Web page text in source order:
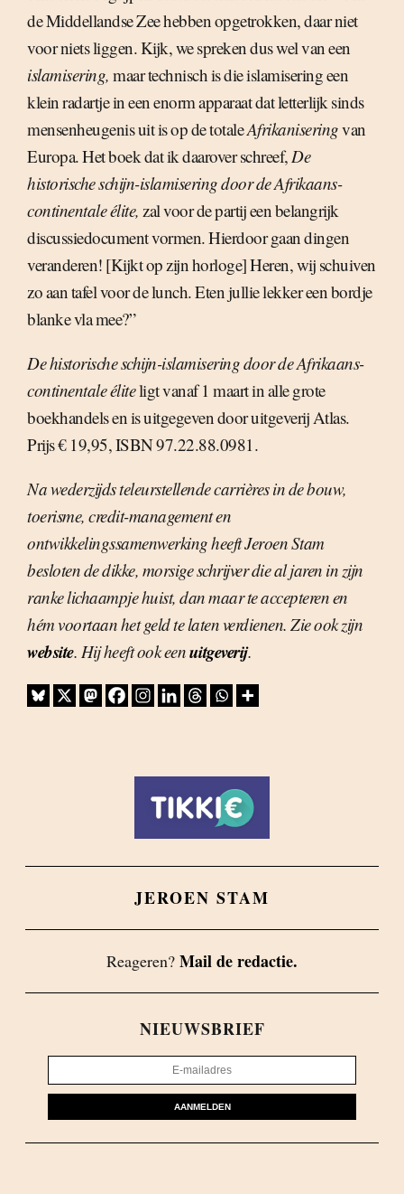
de Middellandse Zee hebben opgetrokken, daar niet
voor niets liggen. Kijk, we spreken dus wel van een
islamisering, maar technisch is die islamisering een
klein radartje in een enorm apparaat dat letterlijk sinds
mensenheugenis uit is op de totaleAfrikaniseringvan
Europa. Het boek dat ik daarover schreef, De
historische schijn-islamisering door de Afrikaans-
continentale élite, zal voor de partij een belangrijk
discussiedocument vormen. Hierdoor gaan dingen
veranderen! [Kijkt op zijn horloge] Heren, wij schuiven
zo aan tafel voor de lunch. Eten jullie lekker een bordje
blanke vla mee?”
De historische schijn-islamisering door de Afrikaans-
continentale éliteligt vanaf 1 maart in alle grote
boekhandels en is uitgegeven door uitgeverij Atlas.
Prijs € 19,95, ISBN 97.22.88.0981.
Na wederzijds teleurstellende carrières in de bouw,
toerisme, credit-management en
ontwikkelingssamenwerking heeft Jeroen Stam
besloten de dikke, morsige schrijver die al jaren in zijn
ranke lichaampje huist, dan maar te accepteren en
hém voortaan het geld te laten verdienen. Zie ook zijn
website. Hij heeft ook eenuitgeverij.
JEROEN STAM
Reageren? Mail de redactie.
NIEUWSBRIEF
AANMELDEN